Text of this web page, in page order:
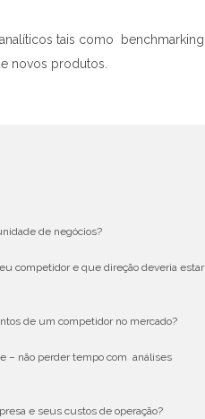
tais como benchmarking
novos produtos.
de negócios?
competidor e que direção deveria estar
de um competidor no mercado?
– não perder tempo com análises
e seus custos de operação?